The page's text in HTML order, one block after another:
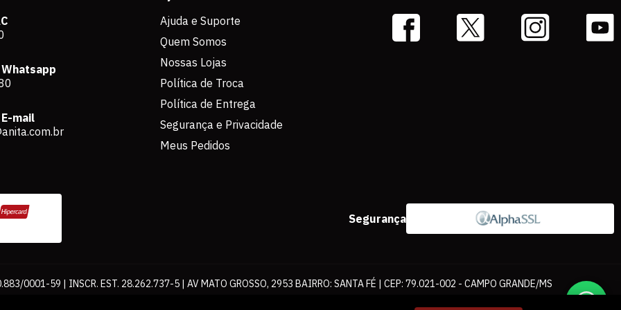
mail
Ajuda e Suporte
Quem Somos
Nossas Lojas
Política de Troca
Política de Entrega
Segurança e Privacidade
Meus Pedidos
Segurança
0001-59 | INSCR. EST. 28.262.737-5 | AV MATO GROSSO, 2953 BAIRRO: SANTA FÉ | CEP: 79.021-002 - CAMPO GRANDE/MS